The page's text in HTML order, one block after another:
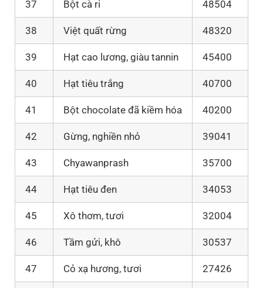
37 Bột cà ri 48504
38 Việt quất rừng 48320
39 Hạt cao lương, giàu tannin 45400
40 Hạt tiêu trắng 40700
41 Bột chocolate đã kiềm hóa 40200
42 Gừng, nghiền nhỏ 39041
43 Chyawanprash 35700
44 Hạt tiêu đen 34053
45 Xô thơm, tươi 32004
46 Tầm gửi, khô 30537
47 Cỏ xạ hương, tươi 27426